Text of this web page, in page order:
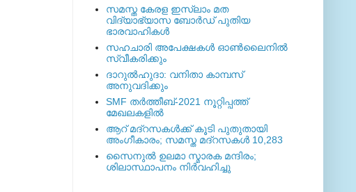
സമസ്ത കേരള ഇസ്ലാം മത
വിദ്യാഭ്യാസ ബോര്‍ഡ് പുതിയ
ഭാരവാഹികള്‍
സഹചാരി അപേക്ഷകൾ ഓൺലൈനിൽ
സ്വീകരിക്കും
ദാറുല്‍ഹുദാ: വനിതാ കാമ്പസ്
അനുവദിക്കും
SMF തര്‍ത്തീബ്-2021 നൂറ്റിപ്പത്ത്
മേഖലകളില്‍
ആറ് മദ്റസകള്‍ക്ക് കൂടി പുതുതായി
അംഗീകാരം; സമസ്ത മദ്റസകള്‍ 10,283
സൈനുല്‍ ഉലമാ സ്മാരക മന്ദിരം;
ശിലാസ്ഥാപനം നിര്‍വഹിച്ചു